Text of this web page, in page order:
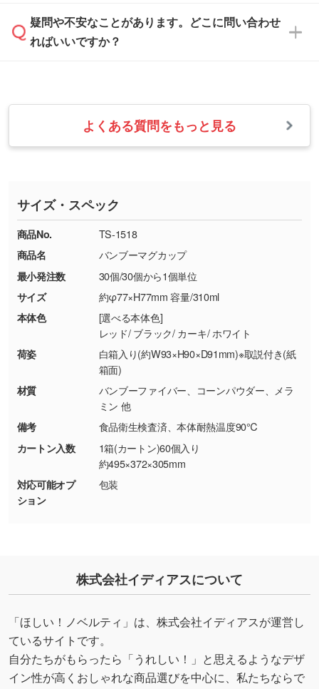
・フルカラーデータを1色に変換してほしい
・1色印刷でグラデーションや濃淡を表現した
い
す。→詳しく見る
・コーポレートカラーを使って印刷したい／印
刷色にこだわりがある
DIC・PANTONEなどのカラーチップの指定や、
現物支給による色指定も承っております。→
しく見る
・背景がある画像からキャラクター部分だけを
使いたいです
シンプルな背景のデータや、使いたいキャラク
ター部分の輪郭がはっきりしているデータは切
り抜き処理が可能です。→
詳しく見る
・持っているデータの背景が足りない／塗り足
しの作り方が分からない
印刷したいデータが印刷範囲よりも小さい場
合、シンプルな色・柄の背景であれば拡張が可
を生成してほしい
URLをご指定いただければ、QRコードを生成
いたします。配置のご相談にも応じています。
→詳しく見る
本体色がナチュラルなど淡色の場合、印刷をく
っきりと目立たせたいときは濃い印刷色が、柔
らかい雰囲気にしたいときは淡い印刷色が映え
また、お選びいただいた印刷色が本体色に合わ
ない場合や仕上がりに影響しそうな場合は、ス
タッフから別の色をご案内することもございま
速やかに対応いたします。
お手数をお掛けいたしますが、至急担当スタッ
フまでご連絡ください。商品の状況を確認し、
・お届け時に商品が損傷・故障している場合
・ご注文と異なる商品が届いた場合
・印刷不良があった場合
※詳しくは「商品の良品基準について
ください。
【返品・交換ができない場合】
・お客様の元で商品を加工された場合、または
商品が破損した場合
・商品到着後7日以上経過している場合
・お客様のご都合による返品・交換依頼(商
品・色・数量などの注文間違い等)
疑問や不安なことがあります。どこに問い合わせ
ればいいですか？
業日以内に担当スタッフよりメールにてご連絡
いたします。
お急ぎの場合はお電話でのご質問も受け付けて
TEL：0422-29-9911 営業時間10:00～
18:00(土日祝日除く)
お問い合わせフォームはこちら
よくある質問をもっと見る
サイズ・スペック
商品No.
TS-1518
商品名
バンブーマグカップ
最小発注数
30個/30個から1個単位
サイズ
約φ77×H77mm 容量/310ml
本体色
[選べる本体色]
レッド/ ブラック/ カーキ/ ホワイト
荷姿
白箱入り(約W93×H90×D91mm)※取説付き(紙
箱面)
材質
バンブーファイバー、コーンパウダー、メラ
ミン 他
備考
食品衛生検査済、本体耐熱温度90℃
カートン入数
1箱(カートン)60個入り
約495×372×305mm
対応可能オプ
ション
包装
株式会社イディアスについて
「ほしい！ノベルティ」は、株式会社イディアスが運営し
ているサイトです。
自分たちがもらったら「うれしい！」と思えるようなデザ
イン性が高くおしゃれな商品選びを中心に、私たちならで